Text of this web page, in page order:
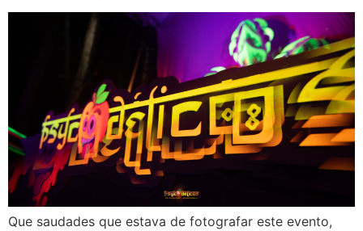
Que saudades que estava de fotografar este evento,